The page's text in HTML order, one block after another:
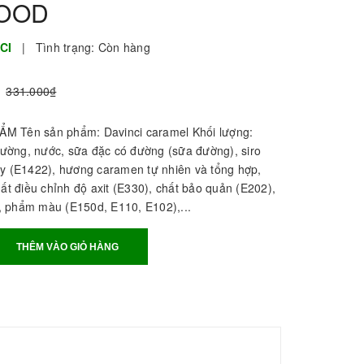
| Tình trạng: Còn hàng
331.000₫
Tên sản phẩm: Davinci caramel Khối lượng:
nước, sữa đặc có đường (sữa đường), siro
(E1422), hương caramen tự nhiên và tổng hợp,
điều chỉnh độ axit (E330), chất bảo quản (E202),
màu (E150d, E110, E102),...
THÊM VÀO GIỎ HÀNG